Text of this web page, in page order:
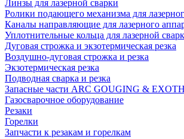
Линзы для лазерной сварки
Ролики подающего механизма для
Каналы направляющие для лазерного
Уплотнительные кольца для лазерной
Дуговая строжка и экзотермическая резка
Воздушно-дуговая строжка и резка
Экзотермическая резка
Подводная сварка и резка
Запасные части ARC GOUGING &
Газосварочное оборудование
Резаки
Горелки
Запчасти к резакам и горелкам